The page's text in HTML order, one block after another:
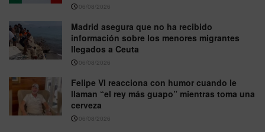
06/08/2026
Madrid asegura que no ha recibido
información sobre los menores migrantes
llegados a Ceuta
06/08/2026
Felipe VI reacciona con humor cuando le
llaman “el rey más guapo” mientras toma una
cerveza
06/08/2026